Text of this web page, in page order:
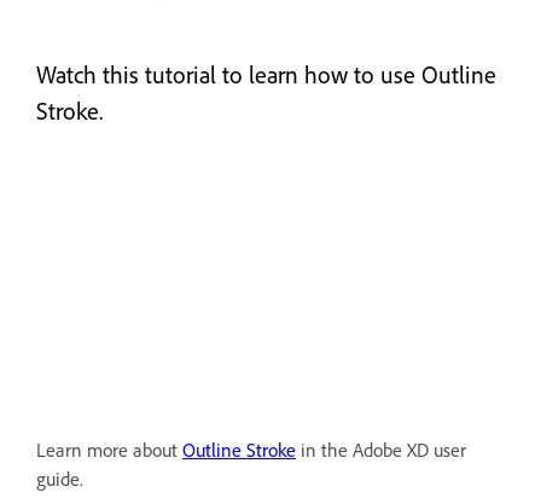
Watch this tutorial to learn how to use Outline
Stroke.
Learn more about Outline Stroke in the Adobe XD user
guide.